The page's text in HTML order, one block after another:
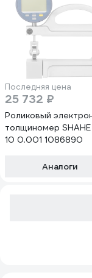
Последняя цена
25 732 ₽
Роликовый
толщиномер
10 0.001 1086890
Аналоги